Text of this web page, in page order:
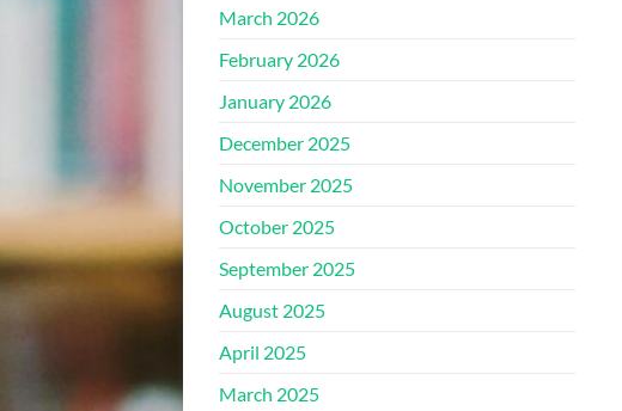
ILIDŽA
March 2026
February 2026
January 2026
December 2025
November 2025
October 2025
September 2025
August 2025
April 2025
March 2025